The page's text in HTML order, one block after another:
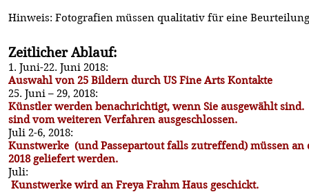
Hinweis: Fotografien müssen qualitativ für eine
Zeitlicher Ablauf:
1. Juni-22. Juni 2018:
Auswahl von 25 Bildern durch US Fine Arts Kontakte
25. Juni – 29, 2018:
Künstler werden benachrichtigt, wenn Sie ausgewählt
sind vom weiteren Verfahren ausgeschlossen.
Juli 2-6, 2018:
Kunstwerke (und Passepartout falls zutreffend) müssen an
2018 geliefert werden.
Juli:
Kunstwerke wird an Freya Frahm Haus geschickt.